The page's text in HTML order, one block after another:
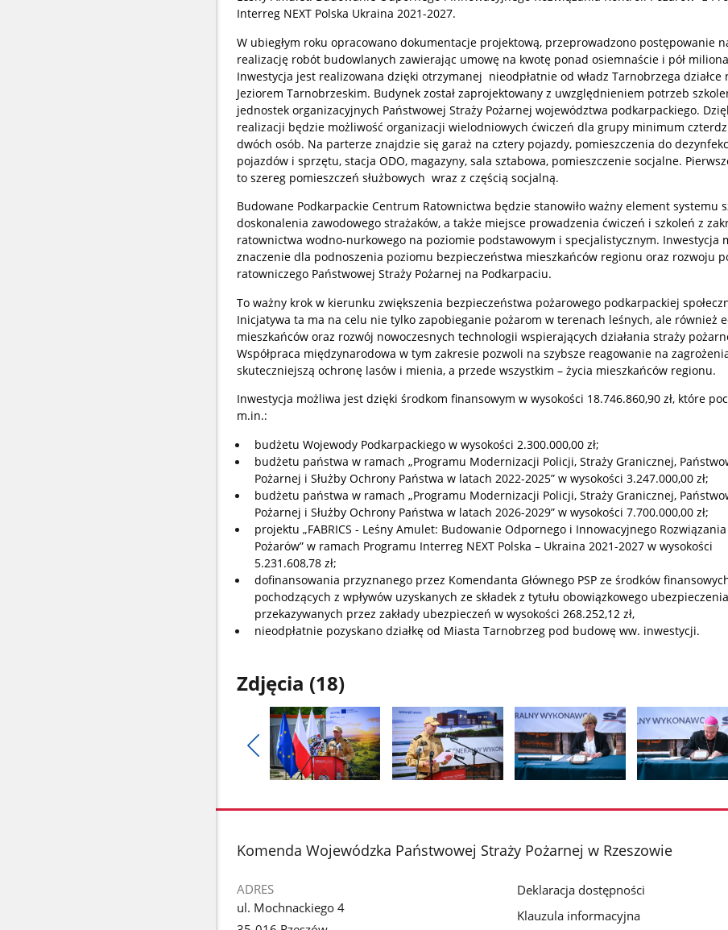
Interreg NEXT Polska Ukraina 2021-2027.
W ubiegłym roku opracowano dokumentacje projektową, przeprowadzono postępowanie
realizację robót budowlanych zawierając umowę na kwotę ponad osiemnaście i pół miliona
Inwestycja jest realizowana dzięki otrzymanej nieodpłatnie od władz Tarnobrzega działce
Jeziorem Tarnobrzeskim. Budynek został zaprojektowany z uwzględnieniem potrzeb
jednostek organizacyjnych Państwowej Straży Pożarnej województwa podkarpackiego.
realizacji będzie możliwość organizacji wielodniowych ćwiczeń dla grupy minimum
dwóch osób. Na parterze znajdzie się garaż na cztery pojazdy, pomieszczenia do
pojazdów i sprzętu, stacja ODO, magazyny, sala sztabowa, pomieszczenie socjalne.
to szereg pomieszczeń służbowych wraz z częścią socjalną.
Budowane Podkarpackie Centrum Ratownictwa będzie stanowiło ważny element systemu
doskonalenia zawodowego strażaków, a także miejsce prowadzenia ćwiczeń i szkoleń z
ratownictwa wodno-nurkowego na poziomie podstawowym i specjalistycznym. Inwestycja
znaczenie dla podnoszenia poziomu bezpieczeństwa mieszkańców regionu oraz rozwoju
ratowniczego Państwowej Straży Pożarnej na Podkarpaciu.
To ważny krok w kierunku zwiększenia bezpieczeństwa pożarowego podkarpackiej
Inicjatywa ta ma na celu nie tylko zapobieganie pożarom w terenach leśnych, ale również
mieszkańców oraz rozwój nowoczesnych technologii wspierających działania straży
Współpraca międzynarodowa w tym zakresie pozwoli na szybsze reagowanie na
skuteczniejszą ochronę lasów i mienia, a przede wszystkim – życia mieszkańców regionu.
Inwestycja możliwa jest dzięki środkom finansowym w wysokości 18.746.860,90 zł, które
m.in.:
budżetu Wojewody Podkarpackiego w wysokości 2.300.000,00 zł;
budżetu państwa w ramach „Programu Modernizacji Policji, Straży Granicznej,
Pożarnej i Służby Ochrony Państwa w latach 2022-2025” w wysokości 3.247.000,00 zł;
budżetu państwa w ramach „Programu Modernizacji Policji, Straży Granicznej,
Pożarnej i Służby Ochrony Państwa w latach 2026-2029” w wysokości 7.700.000,00 zł;
projektu „FABRICS - Leśny Amulet: Budowanie Odpornego i Innowacyjnego
Pożarów” w ramach Programu Interreg NEXT Polska – Ukraina 2021-2027 w wysokości
5.231.608,78 zł;
dofinansowania przyznanego przez Komendanta Głównego PSP ze środków
pochodzących z wpływów uzyskanych ze składek z tytułu obowiązkowego
przekazywanych przez zakłady ubezpieczeń w wysokości 268.252,12 zł,
nieodpłatnie pozyskano działkę od Miasta Tarnobrzeg pod budowę ww. inwestycji.
Zdjęcia (18)
Pokaż
poprzednie
zdjęcie
galerii.
zdjęcie
galerii.
zdjęcie
galerii.
zdjęcie
galerii.
stopka
Komenda Wojewódzka Państwowej Straży Pożarnej w Rzeszowie
ADRES
ul. Mochnackiego 4
Deklaracja dostępności
Klauzula informacyjna